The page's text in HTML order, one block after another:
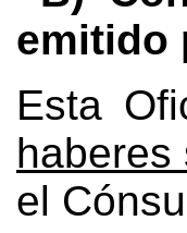
emitido
Esta
haberes
el